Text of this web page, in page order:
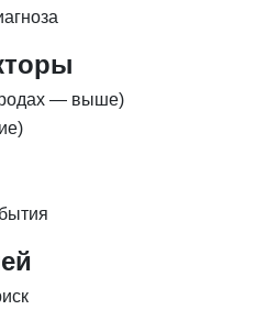
— выше)